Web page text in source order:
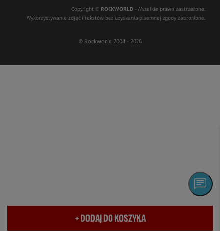
+ DODAJ DO KOSZYKA
Copyright © ROCKWORLD - Wszelkie prawa zastrzeżone.
Wykorzystywanie zdjęć i tekstów bez uzyskania pisemnej zgody zabronione.
© Rockworld 2004 - 2026